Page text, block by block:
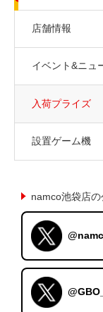
店舗情報
イベント&ニュ
入荷プライズ
設置ゲーム機
namco池袋店の